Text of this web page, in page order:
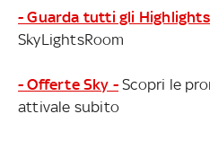
- Guarda tutti gli
SkyLightsRoom
- Offerte Sky - Scopri le
attivale subito